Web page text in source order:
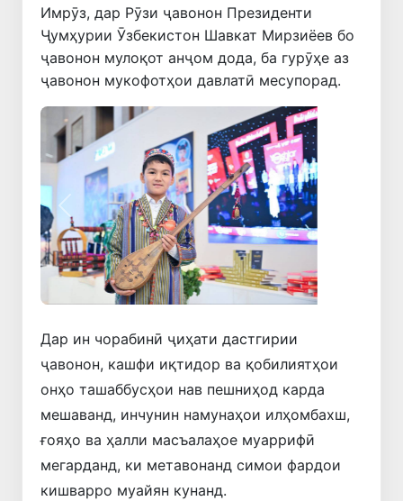
Имрӯз, дар Рӯзи ҷавонон Президенти
Ҷумҳурии Ӯзбекистон Шавкат Мирзиёев бо
ҷавонон мулоқот анҷом дода, ба гурӯҳе аз
ҷавонон мукофотҳои давлатӣ месупорaд.
Қаблӣ
Дар ин чорабинӣ ҷиҳати дастгирии
ҷавонон, кашфи иқтидор ва қобилиятҳои
онҳо ташаббусҳои нав пешниҳод карда
мешаванд, инчунин намунаҳои илҳомбахш,
ғояҳо ва ҳалли масъалаҳое муаррифӣ
мегарданд, ки метавонанд симои фардои
кишварро муайян кунанд.